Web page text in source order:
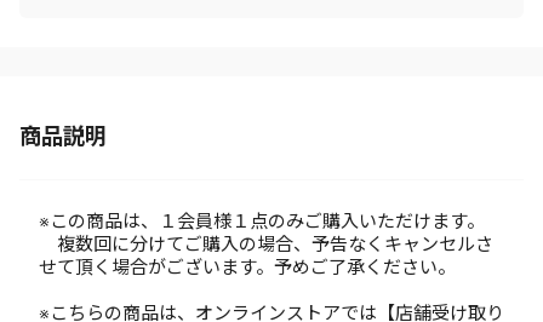
商品説明
※この商品は、１会員様１点のみご購入いただけます。
複数回に分けてご購入の場合、予告なくキャンセルさ
せて頂く場合がございます。予めご了承ください。
※こちらの商品は、オンラインストアでは【店舗受け取り